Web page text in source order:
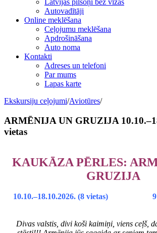
Latvijas pilsoņi bez vīzas
Autovadītāji
Online meklēšana
Ceļojumu meklēšana
Apdrošināšana
Auto noma
Kontakti
Adreses un telefoni
Par mums
Lapas karte
Ekskursiju ceļojumi/Aviotūres/
ARMĒNIJA UN GRUZIJA
vietas
KAUKĀZA PĒRLES:
GRUZIJA
10.10.–18.10.2026. (8 vietas) 9
Divas valstis, divi koši kaimiņi, viens ceļš,